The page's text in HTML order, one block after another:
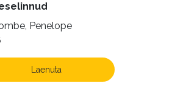
Penelope
Laenuta